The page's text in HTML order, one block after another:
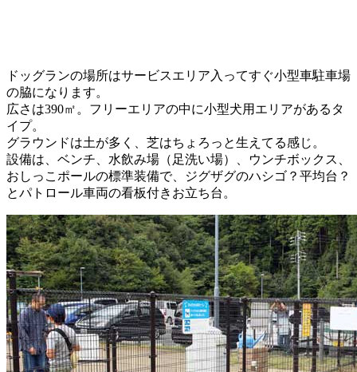
ドッグランの場所はサービスエリア入ってすぐ小型車駐車場
の脇になります。
広さは390㎡。フリーエリアの中に小型犬用エリアがあるタ
イプ。
グラウンドは土が多く、芝はちょろっと生えてる感じ。
設備は、ベンチ、水飲み場（足洗い場）、ウンチボックス、
おしっこポールの標準装備で、ジグザグのハシゴ？平均台？
とパトロール車両の看板付きお立ち台。